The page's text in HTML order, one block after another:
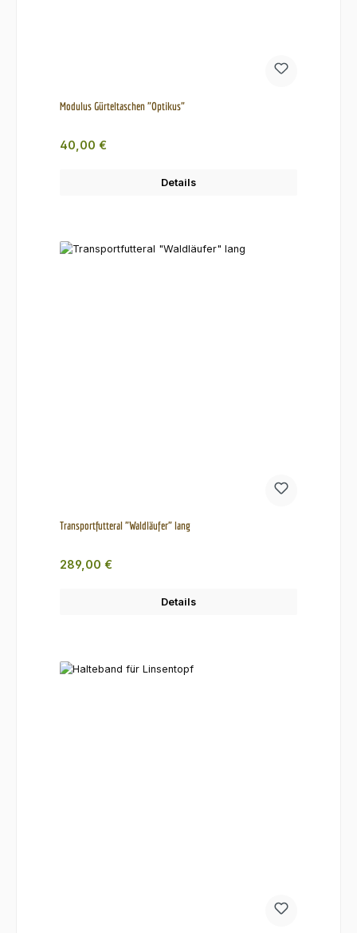
Modulus Gürteltaschen "Optikus"
Regulärer Preis:
40,00 €
Details
Transportfutteral "Waldläufer" lang
Regulärer Preis:
289,00 €
Details